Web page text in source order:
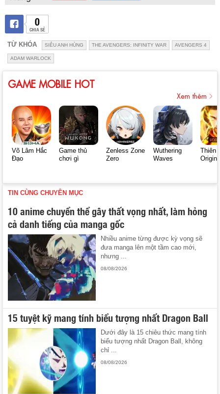
0
CHIA SẺ
TỪ KHÓA SIÊU ANH HÙNG THE AVENGERS: INFINITY WAR AVENGERS 4
ADAM WARLOCK
GAME MOBILE HOT
Xem thêm
Võ Lâm Hắc
Đạo
Game thủ
chơi gì
Zenless Zone
Zero
Wuthering
Waves
Thiên
Origin
TIN CÙNG CHUYÊN MỤC
10 anime chuyển thể gây thất vọng nhất, làm hỏng
cả danh tiếng của manga gốc
Nhiều anime từng được kỳ vọng sẽ
đưa manga lên một tầm cao mới,
nhưng ...
08/08/2026
15 tuyệt kỹ mang tính biểu tượng nhất Dragon Ball
Dưới đây là 15 chiêu thức mang tính
biểu tượng nhất Dragon Ball, không
chỉ ...
08/08/2026